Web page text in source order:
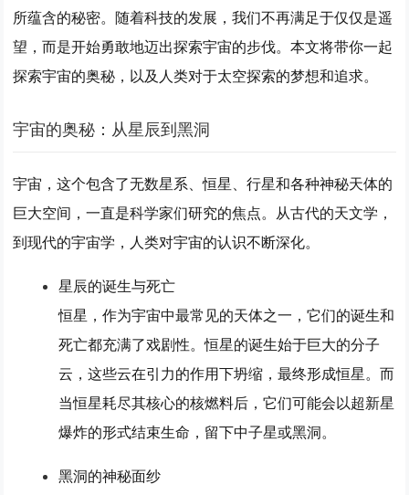
所蕴含的秘密。随着科技的发展，我们不再满足于仅仅是遥
望，而是开始勇敢地迈出探索宇宙的步伐。本文将带你一起
探索宇宙的奥秘，以及人类对于太空探索的梦想和追求。
宇宙的奥秘：从星辰到黑洞
宇宙，这个包含了无数星系、恒星、行星和各种神秘天体的
巨大空间，一直是科学家们研究的焦点。从古代的天文学，
到现代的宇宙学，人类对宇宙的认识不断深化。
星辰的诞生与死亡
恒星，作为宇宙中最常见的天体之一，它们的诞生和
死亡都充满了戏剧性。恒星的诞生始于巨大的分子
云，这些云在引力的作用下坍缩，最终形成恒星。而
当恒星耗尽其核心的核燃料后，它们可能会以超新星
爆炸的形式结束生命，留下中子星或黑洞。
黑洞的神秘面纱